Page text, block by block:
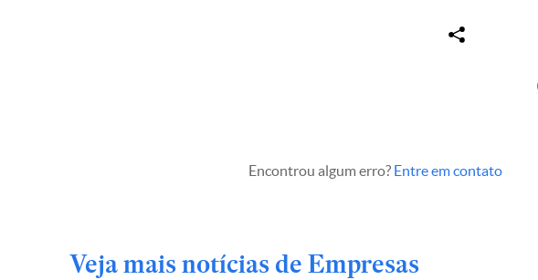
Encontrou algum erro? Entre em contato
Veja mais notícias de Empresas